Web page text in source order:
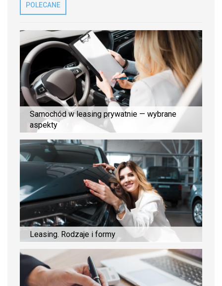
POLECANE
Samochód w leasing prywatnie — wybrane
aspekty
Leasing. Rodzaje i formy